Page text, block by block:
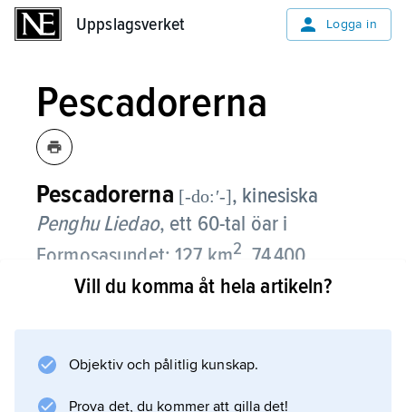
Uppslagsverket Logga in
Pescadorerna
Pescadorerna [-do:ʹ-], kinesiska
Penghu Liedao, ett 60-tal öar i
Formosasundet; 127 km2 , 74 400
invånare (2009).
vulkaniskt ursprung och omgivna av korallrev.
Befolkningen lever främst av fiske.
Vill du komma åt hela artikeln?
Objektiv och pålitlig kunskap.
Prova det, du kommer att gilla det!